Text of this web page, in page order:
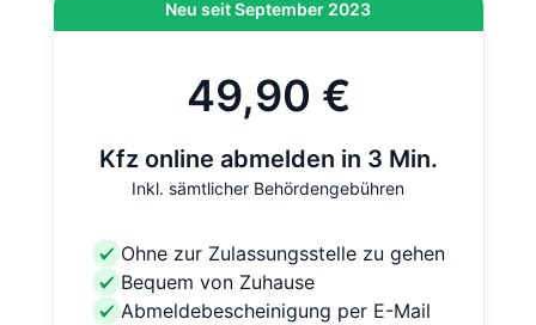
Neu seit September 2023
49,90 €
Kfz online abmelden in 3 Min.
Inkl. sämtlicher Behördengebühren
Ohne zur Zulassungsstelle zu gehen
Bequem von Zuhause
Abmeldebescheinigung per E-Mail